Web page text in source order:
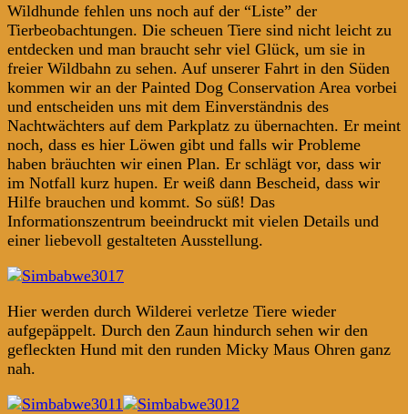
Wildhunde fehlen uns noch auf der “Liste” der
Tierbeobachtungen. Die scheuen Tiere sind nicht leicht zu
entdecken und man braucht sehr viel Glück, um sie in
freier Wildbahn zu sehen. Auf unserer Fahrt in den Süden
kommen wir an der Painted Dog Conservation Area vorbei
und entscheiden uns mit dem Einverständnis des
Nachtwächters auf dem Parkplatz zu übernachten. Er meint
noch, dass es hier Löwen gibt und falls wir Probleme
haben bräuchten wir einen Plan. Er schlägt vor, dass wir
im Notfall kurz hupen. Er weiß dann Bescheid, dass wir
Hilfe brauchen und kommt. So süß! Das
Informationszentrum beeindruckt mit vielen Details und
einer liebevoll gestalteten Ausstellung.
Hier werden durch Wilderei verletze Tiere wieder
aufgepäppelt. Durch den Zaun hindurch sehen wir den
gefleckten Hund mit den runden Micky Maus Ohren ganz
nah.